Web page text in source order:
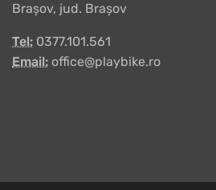
Brașov, jud. Brașov
Tel: 0377.101.561
Email: office@playbike.ro